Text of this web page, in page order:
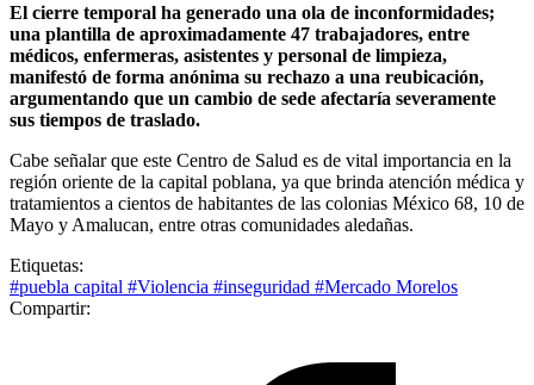
El cierre temporal ha generado una ola de inconformidades;
una plantilla de aproximadamente 47 trabajadores, entre
médicos, enfermeras, asistentes y personal de limpieza,
manifestó de forma anónima su rechazo a una reubicación,
argumentando que un cambio de sede afectaría severamente
sus tiempos de traslado.
Cabe señalar que este Centro de Salud es de vital importancia en la
región oriente de la capital poblana, ya que brinda atención médica y
tratamientos a cientos de habitantes de las colonias México 68, 10 de
Mayo y Amalucan, entre otras comunidades aledañas.
Etiquetas:
#puebla capital #Violencia #inseguridad #Mercado Morelos
Compartir: